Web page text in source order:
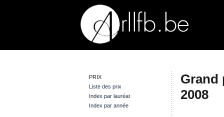
PRIX
Liste des prix
Index par lauréat
Index par année
Grand
2008